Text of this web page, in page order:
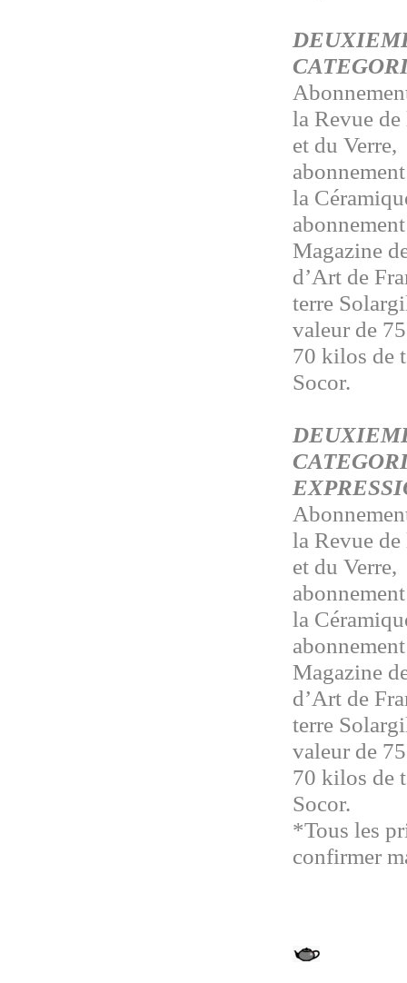
la Revue
et du Verre,
la
Magazine
d’Art de
terre
valeur de
70 kilos de
Socor.
la Revue
et du Verre,
la
Magazine
d’Art de
terre
valeur de
70 kilos de
Socor.
*Tous les
confirmer